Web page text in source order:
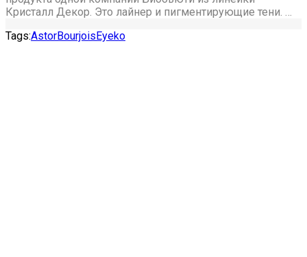
Кристалл Декор. Это лайнер и пигментирующие тени. …
Tags:AstorBourjois Eyeko